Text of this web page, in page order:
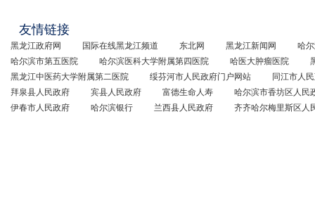
友情链接
黑龙江政府网 国际在线黑龙江频道 东北网 黑龙江新闻网
哈
哈尔滨市第五医院
哈尔滨医科大学附属第四医院 哈医大肿瘤医院
黑龙江中医药大学附属第二医院
绥芬河市人民政府门户网站
同江市人
拜泉县人民政府
宾县人民政府 富德生命人寿
哈尔滨市香坊区人民
伊春市人民政府
哈尔滨银行 兰西县人民政府 齐齐哈尔梅里斯区人